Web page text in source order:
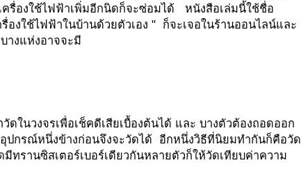
ครื่องใช้ไฟฟ้าเพิ่มอีกนิดก็จะซ่อมได้ หนังสือเล่มนี้ใช้ชื่อ
องใช้ไฟฟ้าในบ้านด้วยตัวเอง " ก็จะเจอในร้านออนไลน์และ
างแห่งอาจจะมี
ในวงจรเพื่อเช็คดีเสียเบื้องต้นได้ และ บางตัวต้องถอดออก
ปกรณ์หนึ่งข้างก่อนจึงจะวัดได้ อีกหนึ่งวิธีที่นิยมทำกันก็คือวัด
ทรานซิสเตอร์เบอร์เดียวกันหลายตัวก็ให้วัดเทียบค่าความ